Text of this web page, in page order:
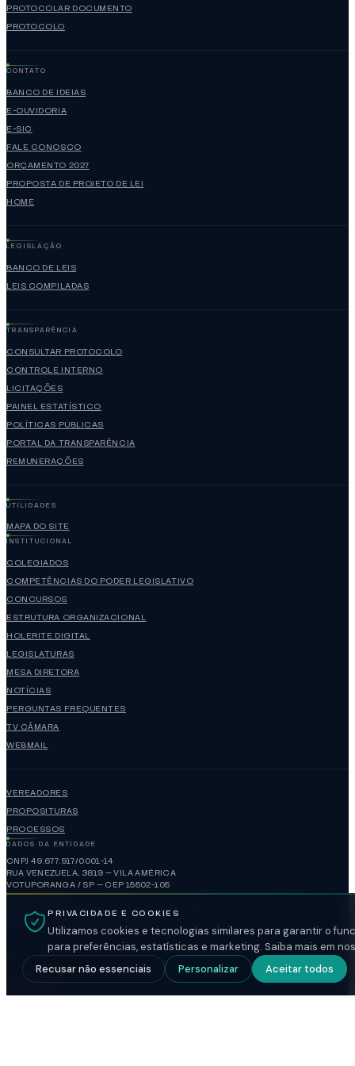
PROTOCOLAR DOCUMENTO
PROTOCOLO
CONTATO
BANCO DE IDEIAS
E-OUVIDORIA
E-SIC
FALE CONOSCO
ORÇAMENTO 2027
PROPOSTA DE PROJETO DE LEI
HOME
LEGISLAÇÃO
BANCO DE LEIS
LEIS COMPILADAS
TRANSPARÊNCIA
CONSULTAR PROTOCOLO
CONTROLE INTERNO
LICITAÇÕES
PAINEL ESTATÍSTICO
POLÍTICAS PÚBLICAS
PORTAL DA TRANSPARÊNCIA
REMUNERAÇÕES
UTILIDADES
MAPA DO SITE
INSTITUCIONAL
COLEGIADOS
COMPETÊNCIAS DO PODER LEGISLATIVO
CONCURSOS
ESTRUTURA ORGANIZACIONAL
HOLERITE DIGITAL
LEGISLATURAS
MESA DIRETORA
NOTÍCIAS
PERGUNTAS FREQUENTES
TV CÂMARA
WEBMAIL
VEREADORES
PROPOSITURAS
PROCESSOS
DADOS DA ENTIDADE
CNPJ 49.677.917/0001-14
RUA VENEZUELA, 3819 — VILA AMÉRICA
VOTUPORANGA / SP — CEP 15502-105
(17)3421-1188
administracao@camaravotuporanga.sp.gov.br
www.camaravotuporanga.sp.gov.br
HORÁRIO DE FUNCIONAMENTO
FECHADO
PRIVACIDADE E COOKIES
Utilizamos cookies e tecnologias similares para garantir o
para preferências, estatísticas e marketing. Saiba mais em
Recusar não essenciais
Personalizar Aceitar todos